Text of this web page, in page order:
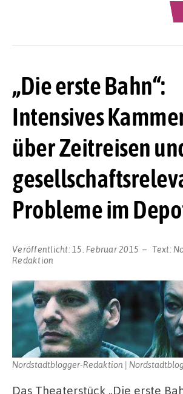
„Die erste Bahn“:
Intensives
über Zeitreisen
Probleme im
Veröffentlicht: 15. Februar 2015 Text:
Redaktion
Nordstadtblogger-Redaktion |
Das Theaterstück „Die erste